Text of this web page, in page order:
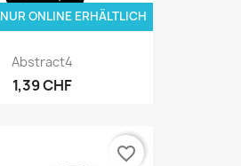
Abstract4
1,39 CHF
NUR ONLINE ERHÄLTLICH
favorite_border